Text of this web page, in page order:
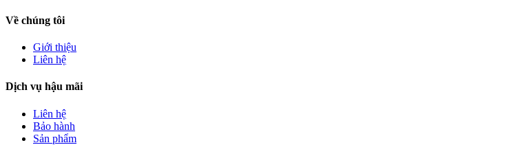
Về chúng tôi
Giới thiệu
Liên hệ
Dịch vụ hậu mãi
Liên hệ
Bảo hành
Sản phẩm